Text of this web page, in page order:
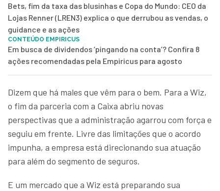
Bets, fim da taxa das blusinhas e Copa do Mundo: CEO da
Lojas Renner (LREN3) explica o que derrubou as vendas, o
guidance e as ações
CONTEÚDO EMPIRICUS
Em busca de dividendos ‘pingando na conta’? Confira 8
ações recomendadas pela Empiricus para agosto
Dizem que há males que vêm para o bem. Para a Wiz,
o fim da parceria com a Caixa abriu novas
perspectivas que a administração agarrou com força e
seguiu em frente. Livre das limitações que o acordo
impunha, a empresa está direcionando sua atuação
para além do segmento de seguros.
E um mercado que a Wiz está preparando sua